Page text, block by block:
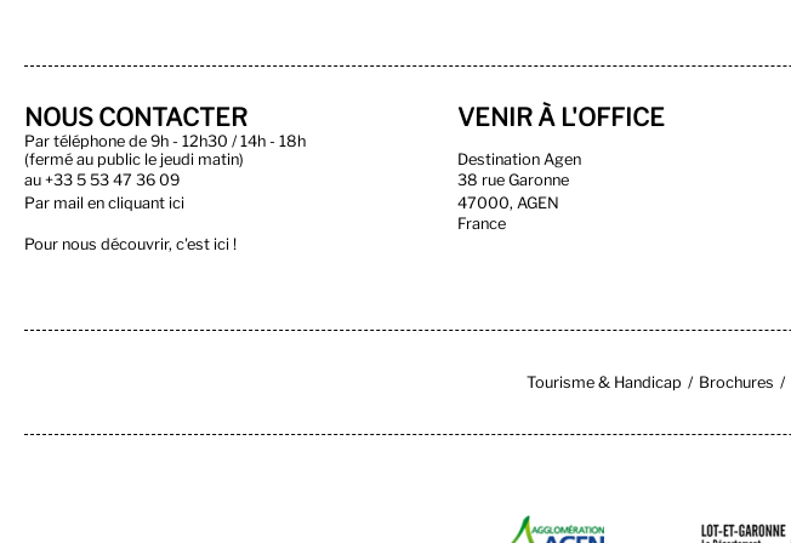
NOUS CONTACTER
Par téléphone de 9h - 12h30 / 14h - 18h
(fermé au public le jeudi matin)
au +33 5 53 47 36 09
Par mail en cliquant ici
Pour nous découvrir, c'est ici !
VENIR À L'OFFICE
Destination Agen
38 rue Garonne
47000, AGEN
France
Tourisme & Handicap Brochures